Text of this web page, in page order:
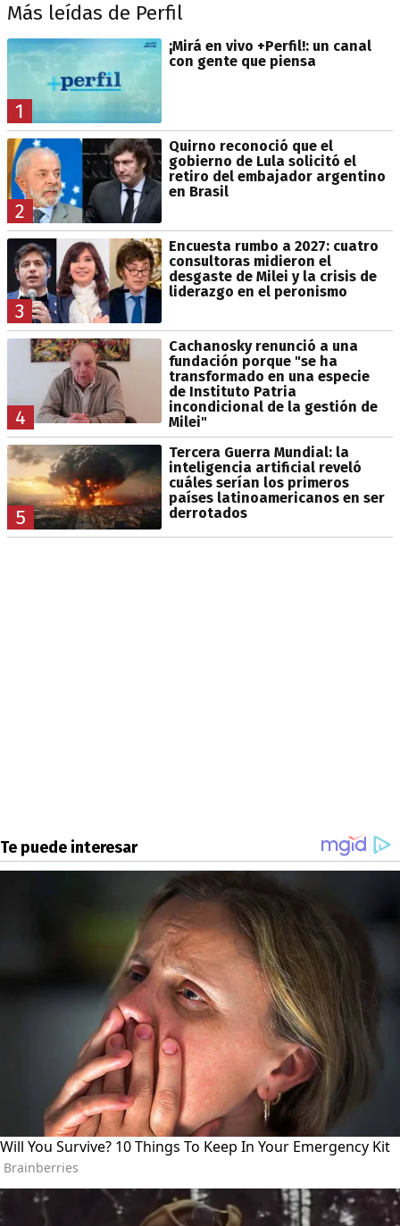
Más leídas de Perfil
1
¡Mirá en vivo +Perfil!: un canal
con gente que piensa
2
Quirno reconoció que el
gobierno de Lula solicitó el
retiro del embajador argentino
en Brasil
3
Encuesta rumbo a 2027: cuatro
consultoras midieron el
desgaste de Milei y la crisis de
liderazgo en el peronismo
4
Cachanosky renunció a una
fundación porque "se ha
transformado en una especie
de Instituto Patria
incondicional de la gestión de
Milei"
5
Tercera Guerra Mundial: la
inteligencia artificial reveló
cuáles serían los primeros
países latinoamericanos en ser
derrotados